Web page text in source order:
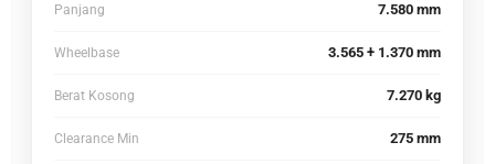
Panjang 7.580 mm
Wheelbase 3.565 + 1.370 mm
Berat Kosong 7.270 kg
Clearance Min 275 mm